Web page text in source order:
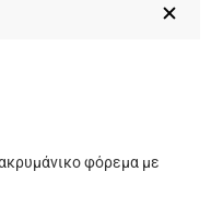
φόρεμα με